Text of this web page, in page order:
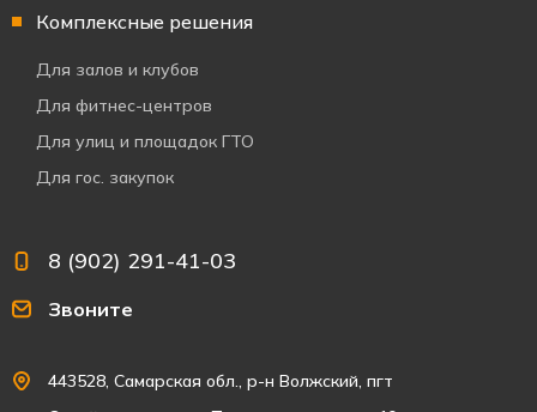
Комплексные решения
Для залов и клубов
Для фитнес-центров
Для улиц и площадок ГТО
Для гос. закупок
8 (902) 291-41-03
Звоните
443528, Самарская обл., р-н Волжский, пгт